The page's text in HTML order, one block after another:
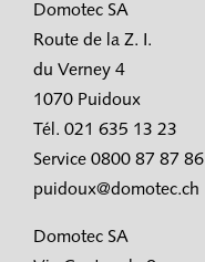
Domotec SA
Route de la Z. I.
du Verney 4
1070 Puidoux
Tél. 021 635 13 23
Service 0800 87 87 86
puidoux@domotec.ch
Domotec SA